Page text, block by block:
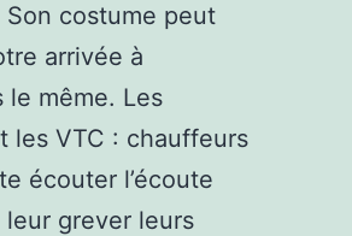
costume peut
arrivée à
le même. Les
les VTC : chauffeurs
écouter l’écoute
grever leurs